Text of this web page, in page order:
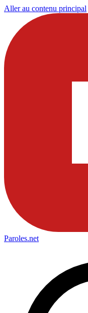
Aller au contenu principal
Paroles.net